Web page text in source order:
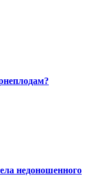
недоношенного